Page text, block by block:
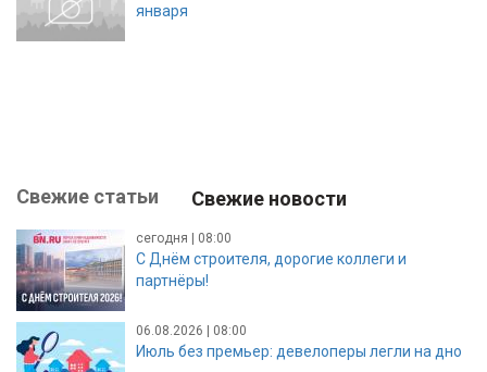
января
Свежие статьи Свежие новости
сегодня | 08:00
С Днём строителя, дорогие коллеги и
партнёры!
06.08.2026 | 08:00
Июль без премьер: девелоперы легли на дно